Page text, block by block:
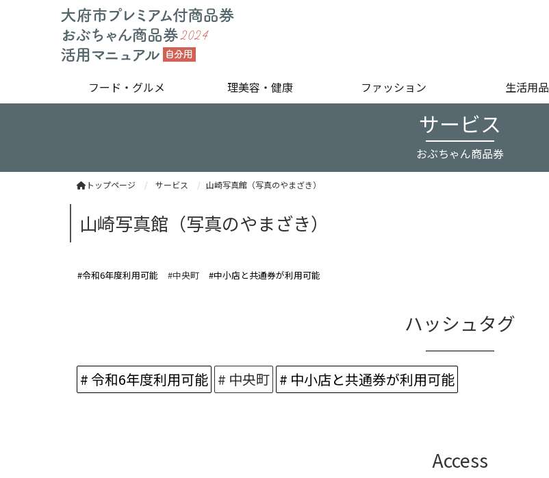
フード・グルメ 理美容・健康 ファッション 生活用品
サービス
おぶちゃん商品券
トップページ サービス 山崎写真館（写真のやまざき）
山崎写真館（写真のやまざき）
#令和6年度利用可能 #中央町 #中小店と共通券が利用可能
ハッシュタグ
# 令和6年度利用可能 # 中央町 # 中小店と共通券が利用可能
Access